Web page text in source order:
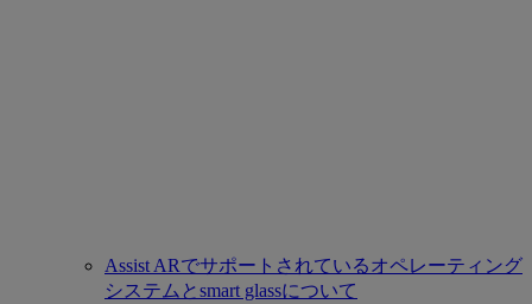
Assist ARでサポートされているオペレーティング
システムとsmart glassについて